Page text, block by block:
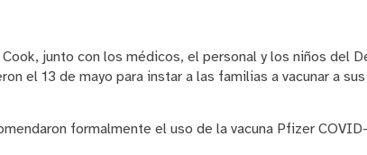
junto con los médicos, el personal y los niños del
el 13 de mayo para instar a las familias a vacunar a
formalmente el uso de la vacuna Pfizer